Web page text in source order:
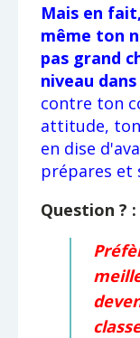
Mais en
même ton
pas grand
niveau
contre ton
attitude,
en dise
prépares et
Question ? :